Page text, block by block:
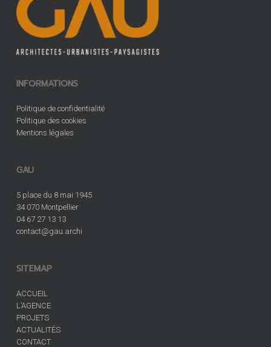
INFORMATIONS
Politique de confidentialité
Politique des cookies
Mentions légales
GAU
5 place du 8 mai 1945
34 070 Montpellier
04 67 27 13 13
contact@gau.archi
SITEMAP
ACCUEIL
L’AGENCE
PROJETS
ACTUALITÉS
CONTACT